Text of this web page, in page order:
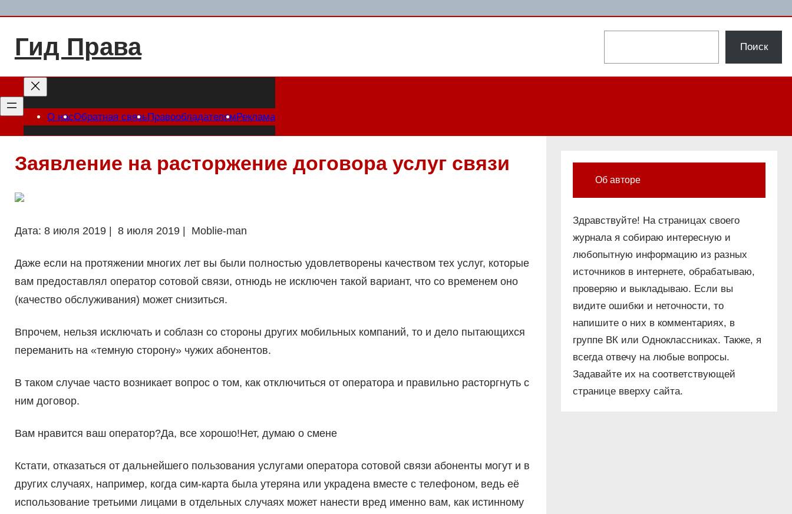
содержимому
Гид Права Поиск
О насОбратная связьПравообладателям Реклама
Заявление на расторжение договора услуг связи
Дата: 8 июля 2019 | 8 июля 2019 | Moblie-man
Даже если на протяжении многих лет вы были полностью удовлетворены качеством тех услуг, которые
вам предоставлял оператор сотовой связи, отнюдь не исключен такой вариант, что со временем оно
(качество обслуживания) может снизиться.
Впрочем, нельзя исключать и соблазн со стороны других мобильных компаний, то и дело пытающихся
переманить на «темную сторону» чужих абонентов.
В таком случае часто возникает вопрос о том, как отключиться от оператора и правильно расторгнуть с
ним договор.
Вам нравится ваш оператор?Да, все хорошо!Нет, думаю о смене
Кстати, отказаться от дальнейшего пользования услугами оператора сотовой связи абоненты могут и в
других случаях, например, когда сим-карта была утеряна или украдена вместе с телефоном, ведь её
использование третьими лицами в отдельных случаях может нанести вред именно вам, как истинному
Об авторе
Здравствуйте! На страницах своего
журнала я собираю интересную и
любопытную информацию из разных
источников в интернете, обрабатываю,
проверяю и выкладываю. Если вы
видите ошибки и неточности, то
напишите о них в комментариях, в
группе ВК или Одноклассниках. Также, я
всегда отвечу на любые вопросы.
Задавайте их на соответствующей
странице вверху сайта.